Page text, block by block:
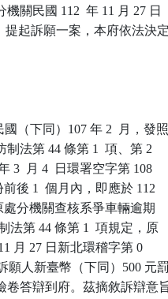
關民國 112  年 11 月 27 日
提起訴願一案，本府依法決定
（下同）107 年 2  月，發照
法第 44 條第 1  項、第 2
月 4  日環署空字第 108
後 1  個月內，即應於 112
分機關查核系爭車輛逾期
法第 44 條第 1  項規定，原
月 27 日新北環稽字第 0
願人新臺幣（下同）500 元罰
卷答辯到府。茲摘敘訴辯意